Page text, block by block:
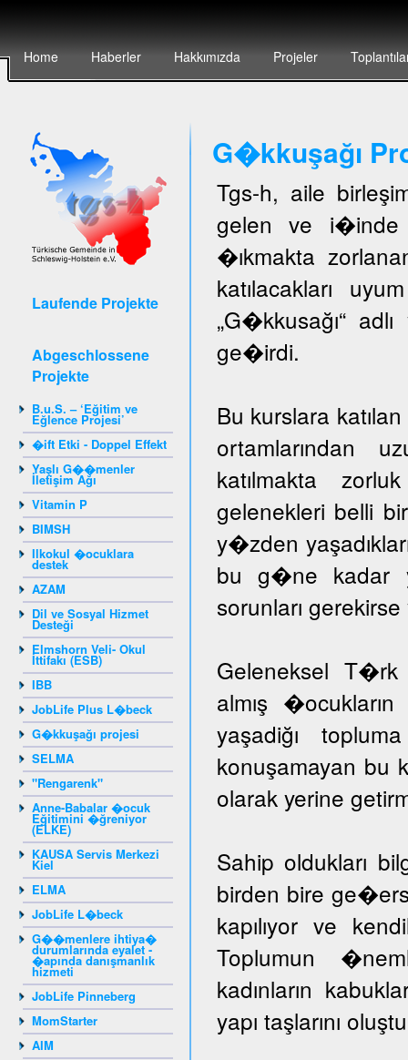
Home Haberler Hakkımızda Projeler
Laufende Projekte
Abgeschlossene
Projekte
B.u.S. – ‘Eğitim ve
Eğlence Projesi’
�ift Etki - Doppel Effekt
Yaşlı G��menler
İletişim Ağı
Vitamin P
BIMSH
Ilkokul �ocuklara
destek
AZAM
Dil ve Sosyal Hizmet
Desteği
Elmshorn Veli- Okul
İttifakı (ESB)
IBB
JobLife Plus L�beck
G�kkuşağı projesi
SELMA
"Rengarenk"
Anne-Babalar �ocuk
Eğitimini �ğreniyor
(ELKE)
KAUSA Servis Merkezi
Kiel
ELMA
JobLife L�beck
G��menlere ihtiya�
durumlarında eyalet -
�apında danışmanlık
hizmeti
JobLife Pinneberg
MomStarter
AIM
G�kkuşağı
Tgs-h, aile
gelen ve i�inde
�ıkmakta
katılacakları
„G�kkusağı“
ge�irdi.
Bu kurslara
ortamlarından
katılmakta
gelenekleri belli
y�zden
bu g�ne kadar
sorunları
Geleneksel
almış
yaşadiğı
konuşamayan bu
olarak yerine
Sahip oldukları
birden bire
kapılıyor ve
Toplumun
kadınların
yapı taşlarını